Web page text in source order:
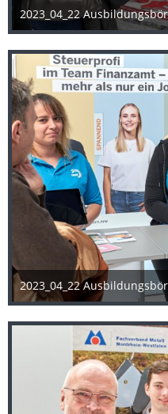
2023_04_22
25. April 2023
2023_04_22
25. April 2023